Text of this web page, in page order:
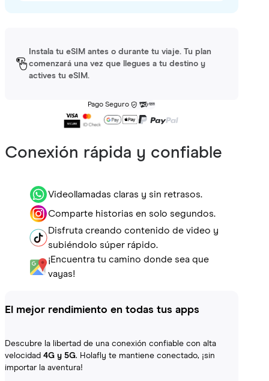
Instala tu eSIM antes o durante tu viaje. Tu plan
comenzará una vez que llegues a tu destino y
actives tu eSIM.
Pago Seguro
Conexión rápida y confiable
Videollamadas claras y sin retrasos.
Comparte historias en solo segundos.
Disfruta creando contenido de video y
subiéndolo súper rápido.
¡Encuentra tu camino donde sea que
vayas!
El mejor rendimiento en todas tus apps
Descubre la libertad de una conexión confiable con alta
velocidad 4G y 5G. Holafly te mantiene conectado, ¡sin
importar la aventura!